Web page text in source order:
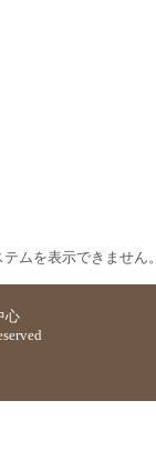
ムを表示できません。
心